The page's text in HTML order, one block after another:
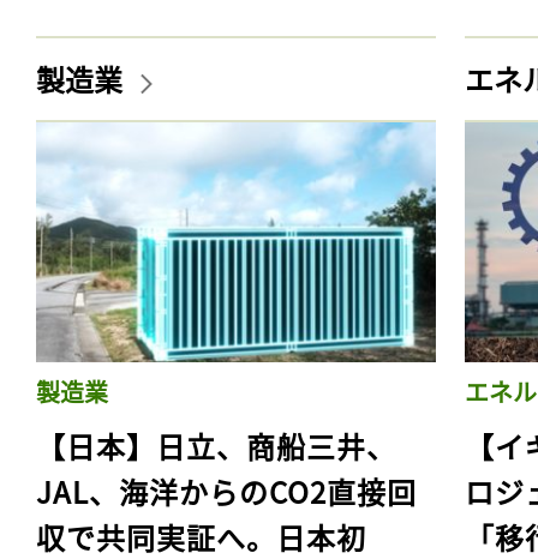
製造業
製造業
【日本】日立、商船三井、
JAL、海洋からのCO2直接回
収で共同実証へ。日本初
エネ
エネ
【
ロジ
「